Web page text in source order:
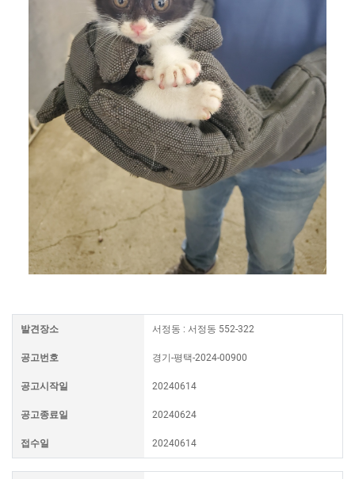
발견장소 서정동 : 서정동 552-322
공고번호 경기-평택-2024-00900
공고시작일 20240614
공고종료일 20240624
접수일 20240614